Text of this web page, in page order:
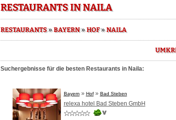
RESTAURANTS IN NAILA
RESTAURANTS»BAYERN»HOF»NAILA
Suchergebnisse für die besten Restaurants in Naila:
Bayern » Hof» Bad Steben
relexa hotel Bad Steben GmbH